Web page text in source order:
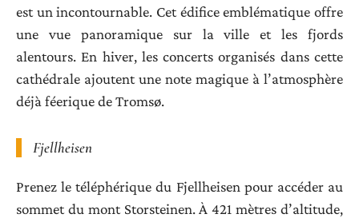
est un incontournable. Cet édifice emblématique offre
une vue panoramique sur la ville et les fjords
alentours. En hiver, les concerts organisés dans cette
cathédrale ajoutent une note magique à l’atmosphère
déjà féerique de Tromsø.
Fjellheisen
Prenez le téléphérique du Fjellheisen pour accéder au
sommet du mont Storsteinen. À 421 mètres d’altitude,